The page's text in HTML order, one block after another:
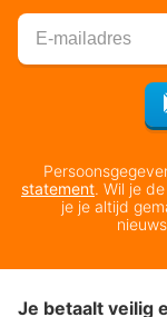
statement. Wil je
je je altijd
Je betaalt veilig